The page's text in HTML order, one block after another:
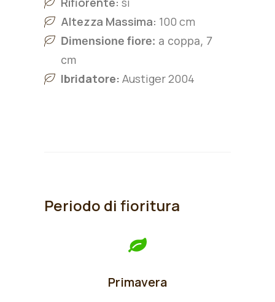
Altezza Massima: 100 cm
Dimensione fiore: a coppa, 7
cm
Ibridatore: Austiger 2004
Periodo di fioritura
Primavera